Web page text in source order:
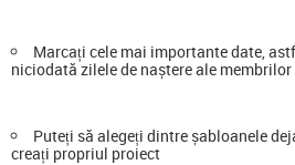
Marcați cele mai importante date,
niciodată zilele de naștere ale
Puteți să alegeți dintre șabloanele
creați propriul proiect